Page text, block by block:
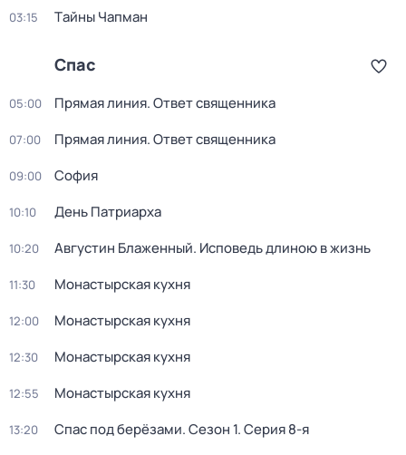
03:15 Тaйны Чапман
Спас
05:00 Прямая линия. Ответ священника
07:00 Прямая линия. Ответ священника
09:00 София
10:10 День Патриарха
10:20 Августин Блаженный. Исповедь длиною в жизнь
11:30 Монастырская кухня
12:00 Монастырская кухня
12:30 Монастырская кухня
12:55 Монастырская кухня
13:20 Спас под берёзами. Сезон 1. Серия 8-я